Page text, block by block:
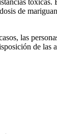
tóxicas.
de
las
de las